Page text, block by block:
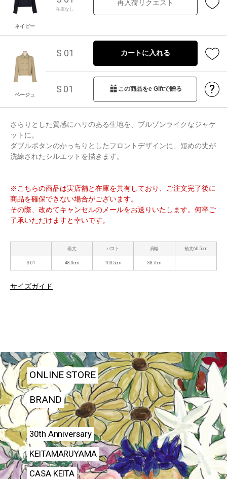
ネイビー
在庫なし
再入荷リクエスト
ベージュ
S 01 カートに入れる
S 01 この商品をe Giftで贈る ?
さらりとした質感にハリのある生地を、ブルゾンライクなジャケ
ットに。
ダブルボタンのかっちりとしたフロントデザインに、短めの丈が
洗練されたシルエットを描きます。
※こちらの商品は実店舗と在庫を共有しており、ご注文完了後に
商品を確保できない場合がございます。
その際、改めてキャンセルのメールをお送りいたします。何卒ご
了承いただけますと幸いです。
着丈 バスト 肩幅 袖丈60.5cm
S 01 48.3cm 103.5cm 38.7cm
サイズガイド
ONLINE STORE
BRAND
30th Anniversary
KEITAMARUYAMA
CASA KEITA